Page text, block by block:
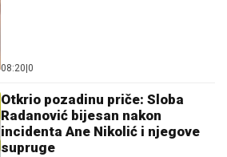
08:20 0
Otkrio pozadinu priče: Sloba
Radanović bijesan nakon
incidenta Ane Nikolić i njegove
supruge